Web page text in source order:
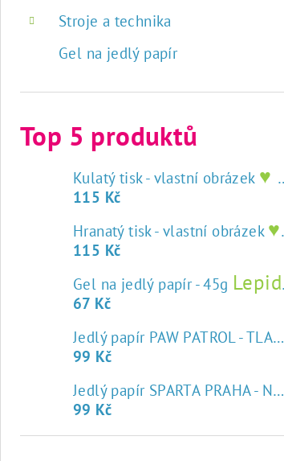
Stroje a technika
Gel na jedlý papír
Top 5 produktů
Kulatý tisk - vlastní obrázek ♥ tisk na jedlý papír
115 Kč
Hranatý tisk - vlastní obrázek ♥ tisk na jedlý papír
115 Kč
Gel na jedlý papír - 45g Lepidlo na jedlý papír
67 Kč
Jedlý papír PAW PATROL - TLAPKOVÁ PATROLA
99 Kč
Jedlý papír SPARTA PRAHA - NOVÝ ZNAK
99 Kč